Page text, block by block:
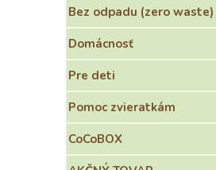
Bez odpadu (zero waste)
Domácnosť
Pre deti
Pomoc zvieratkám
CoCoBOX